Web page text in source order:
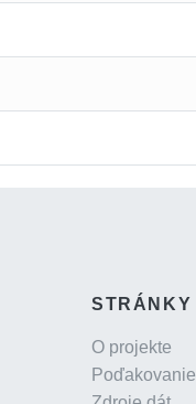
STRÁNKY
O projekte
Poďakovanie